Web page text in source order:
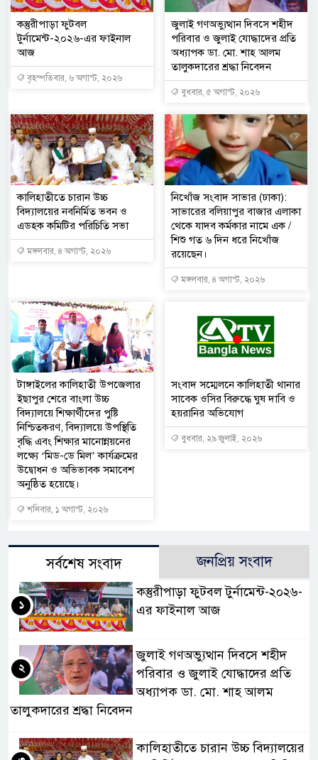
কস্তুরীপাড়া ফুটবল
টুর্নামেন্ট-২০২৬-এর ফাইনাল
আজ
বৃহস্পতিবার, ৬ অগাস্ট, ২০২৬
জুলাই গণঅভ্যুত্থান দিবসে শহীদ
পরিবার ও জুলাই যোদ্ধাদের প্রতি
অধ্যাপক ডা. মো. শাহ আলম
তালুকদারের শ্রদ্ধা নিবেদন
বুধবার, ৫ অগাস্ট, ২০২৬
কালিহাতীতে চারান উচ্চ
বিদ্যালয়ের নবনির্মিত ভবন ও
এডহক কমিটির পরিচিতি সভা
মঙ্গলবার, ৪ অগাস্ট, ২০২৬
নিখোঁজ সংবাদ সাভার (ঢাকা):
সাভারের বলিয়াপুর বাজার এলাকা
থেকে যাদব কর্মকার নামে এক /
শিশু গত ৬ দিন ধরে নিখোঁজ
রয়েছেন।
মঙ্গলবার, ৪ অগাস্ট, ২০২৬
টাঙ্গাইলের কালিহাতী উপজেলার
ইছাপুর শেরে বাংলা উচ্চ
বিদ্যালয়ে শিক্ষার্থীদের পুষ্টি
নিশ্চিতকরণ, বিদ্যালয়ে উপস্থিতি
বৃদ্ধি এবং শিক্ষার মানোন্নয়নের
লক্ষ্যে ‘মিড-ডে মিল’ কার্যক্রমের
উদ্বোধন ও অভিভাবক সমাবেশ
অনুষ্ঠিত হয়েছে।
শনিবার, ১ অগাস্ট, ২০২৬
সংবাদ সম্মেলনে কালিহাতী থানার
সাবেক ওসির বিরুদ্ধে ঘুষ দাবি ও
হয়রানির অভিযোগ
বুধবার, ২৯ জুলাই, ২০২৬
সর্বশেষ সংবাদ জনপ্রিয় সংবাদ
কস্তুরীপাড়া ফুটবল টুর্নামেন্ট-২০২৬-
এর ফাইনাল আজ
১
জুলাই গণঅভ্যুত্থান দিবসে শহীদ
পরিবার ও জুলাই যোদ্ধাদের প্রতি
অধ্যাপক ডা. মো. শাহ আলম
তালুকদারের শ্রদ্ধা নিবেদন
২
কালিহাতীতে চারান উচ্চ বিদ্যালয়ের